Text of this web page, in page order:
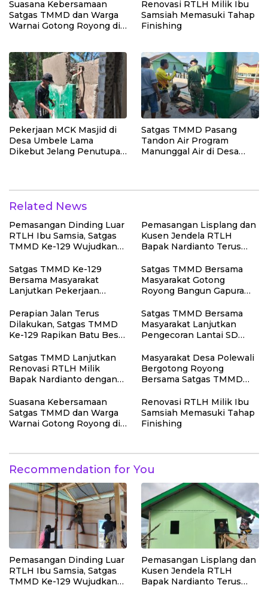
Suasana Kebersamaan
Satgas TMMD dan Warga
Warnai Gotong Royong di
Renovasi RTLH Milik Ibu
Samsiah Memasuki Tahap
Finishing
Pekerjaan MCK Masjid di
Desa Umbele Lama
Dikebut Jelang Penutupan
Satgas TMMD Pasang
Tandon Air Program
Manunggal Air di Desa
Related News
Pemasangan Dinding Luar
RTLH Ibu Samsia, Satgas
TMMD Ke-129 Wujudkan
Pemasangan Lisplang dan
Kusen Jendela RTLH
Bapak Nardianto Terus
129
Satgas TMMD Ke-129
Bersama Masyarakat
Lanjutkan Pekerjaan
Bersih di Desa Umbele
Satgas TMMD Bersama
Masyarakat Gotong
Royong Bangun Gapura
Umbele
Perapian Jalan Terus
Dilakukan, Satgas TMMD
Ke-129 Rapikan Batu Besar
Pembukaan Jalan
Kepulauan Umbele
Satgas TMMD Bersama
Masyarakat Lanjutkan
Pengecoran Lantai SD
Satgas TMMD Lanjutkan
Renovasi RTLH Milik
Bapak Nardianto dengan
Jendela dan Jembatan
Penghubung
Masyarakat Desa Polewali
Bergotong Royong
Bersama Satgas TMMD
Manunggal Air Bersih
Suasana Kebersamaan
Satgas TMMD dan Warga
Warnai Gotong Royong di
Renovasi RTLH Milik Ibu
Samsiah Memasuki Tahap
Finishing
Recommendation for You
Pemasangan Dinding Luar
RTLH Ibu Samsia, Satgas
TMMD Ke-129 Wujudkan
Pemasangan Lisplang dan
Kusen Jendela RTLH
Bapak Nardianto Terus